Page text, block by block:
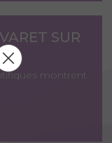
SUR
montrent